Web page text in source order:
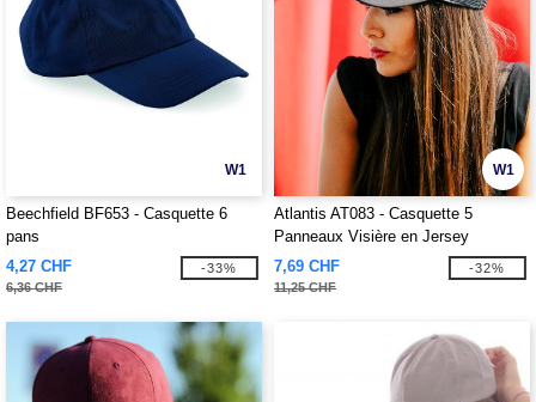
W1
Beechfield BF653 - Casquette 6
pans
4,27 CHF
6,36 CHF
-33%
W1
Atlantis AT083 - Casquette 5
Panneaux Visière en Jersey
7,69 CHF
11,25 CHF
-32%